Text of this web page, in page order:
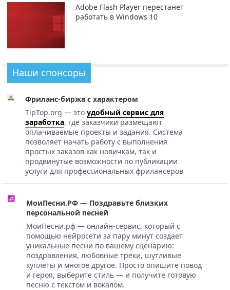
Adobe Flash Player перестанет
работать в Windows 10
Наши спонсоры
Фриланс-биржа с характером
TipTop.org — это удобный сервис для
заработка, где заказчики размещают
оплачиваемые проекты и задания. Система
позволяет начать работу с выполнения
простых заказов как новичкам, так и
продвинутые возможности по публикации
услуги для профессиональных фрилансеров
МоиПесни.РФ — Поздравьте близких
персональной песней
МоиПесни.рф — онлайн-сервис, который с
помощью нейросети за пару минут создает
уникальные песни по вашему сценарию:
поздравления, любовные треки, шутливые
куплеты и многое другое. Просто опишите повод
и героя, выберите стиль — и получите готовую
песню с текстом и вокалом.